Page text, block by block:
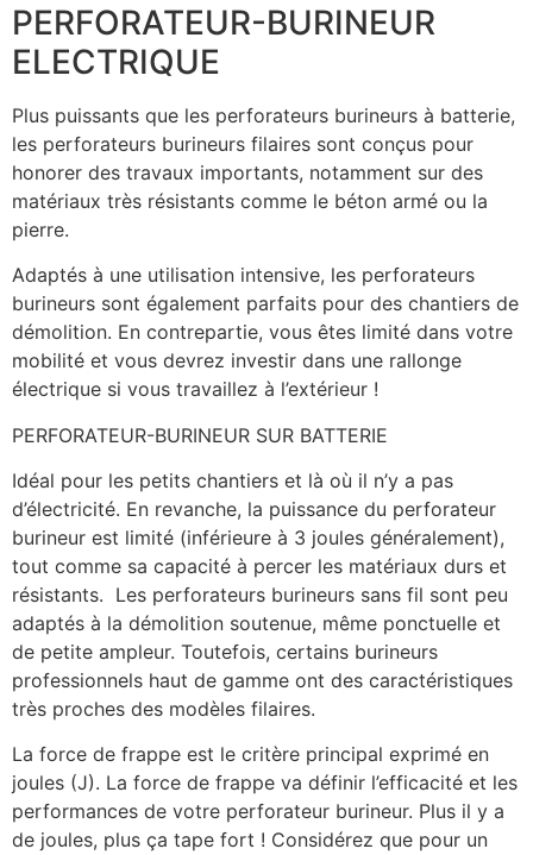
PERFORATEUR-BURINEUR
ELECTRIQUE
Plus puissants que les perforateurs burineurs à batterie,
les perforateurs burineurs filaires sont conçus pour
honorer des travaux importants, notamment sur des
matériaux très résistants comme le béton armé ou la
pierre.
Adaptés à une utilisation intensive, les perforateurs
burineurs sont également parfaits pour des chantiers de
démolition. En contrepartie, vous êtes limité dans votre
mobilité et vous devrez investir dans une rallonge
électrique si vous travaillez à l’extérieur !
PERFORATEUR-BURINEUR SUR BATTERIE
Idéal pour les petits chantiers et là où il n’y a pas
d’électricité. En revanche, la puissance du perforateur
burineur est limité (inférieure à 3 joules généralement),
tout comme sa capacité à percer les matériaux durs et
résistants. Les perforateurs burineurs sans fil sont peu
adaptés à la démolition soutenue, même ponctuelle et
de petite ampleur. Toutefois, certains burineurs
professionnels haut de gamme ont des caractéristiques
très proches des modèles filaires.
La force de frappe est le critère principal exprimé en
joules (J). La force de frappe va définir l’efficacité et les
performances de votre perforateur burineur. Plus il y a
de joules, plus ça tape fort ! Considérez que pour un